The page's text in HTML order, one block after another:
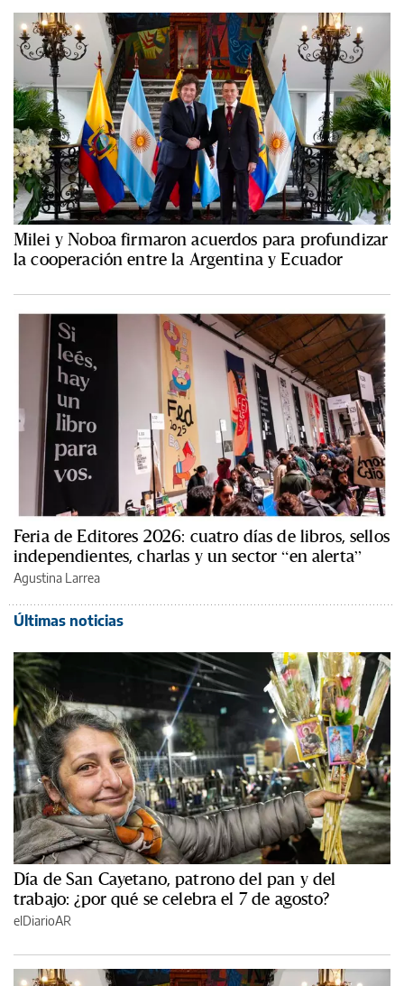
Milei y Noboa firmaron acuerdos para profundizar
la cooperación entre la Argentina y Ecuador
Feria de Editores 2026: cuatro días de libros, sellos
independientes, charlas y un sector “en alerta”
Agustina Larrea
Últimas noticias
Día de San Cayetano, patrono del pan y del
trabajo: ¿por qué se celebra el 7 de agosto?
elDiarioAR